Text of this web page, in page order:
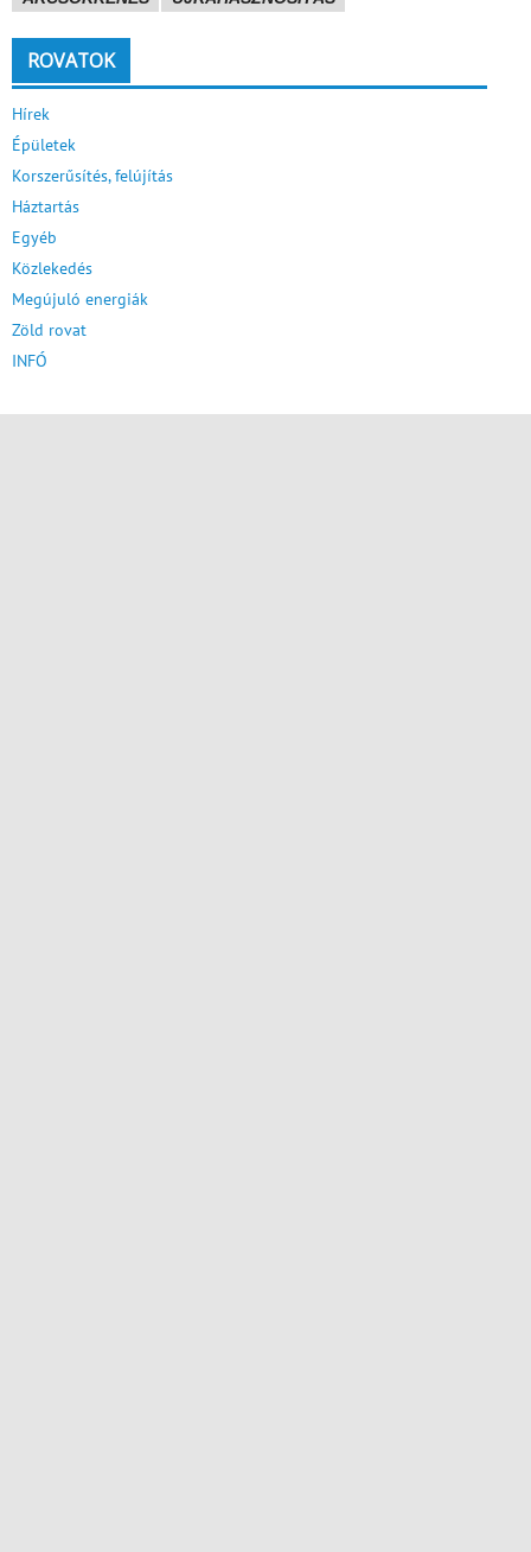
ROVATOK
Hírek
Épületek
Korszerűsítés, felújítás
Háztartás
Egyéb
Közlekedés
Megújuló energiák
Zöld rovat
INFÓ